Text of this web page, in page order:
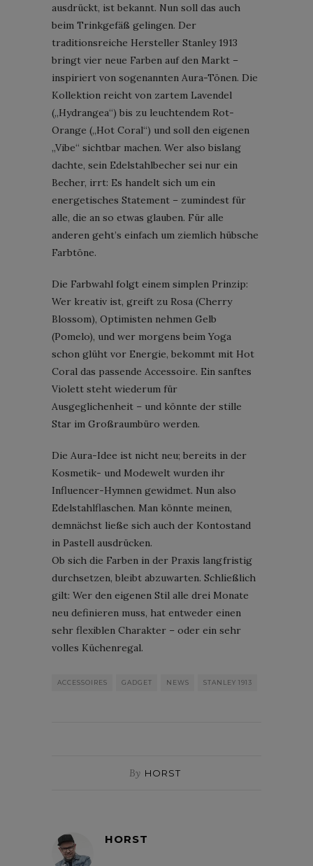
ausdrückt, ist bekannt. Nun soll das auch
beim Trinkgefäß gelingen. Der
traditionsreiche Hersteller Stanley 1913
bringt vier neue Farben auf den Markt –
inspiriert von sogenannten Aura-Tönen. Die
Kollektion reicht von zartem Lavendel
(„Hydrangea“) bis zu leuchtendem Rot-
Orange („Hot Coral“) und soll den eigenen
„Vibe“ sichtbar machen. Wer also bislang
dachte, sein Edelstahlbecher sei nur ein
Becher, irrt: Es handelt sich um ein
energetisches Statement – zumindest für
alle, die an so etwas glauben. Für alle
anderen geht’s einfach um ziemlich hübsche
Farbtöne.
Die Farbwahl folgt einem simplen Prinzip:
Wer kreativ ist, greift zu Rosa (Cherry
Blossom), Optimisten nehmen Gelb
(Pomelo), und wer morgens beim Yoga
schon glüht vor Energie, bekommt mit Hot
Coral das passende Accessoire. Ein sanftes
Violett steht wiederum für
Ausgeglichenheit – und könnte der stille
Star im Großraumbüro werden.
Die Aura-Idee ist nicht neu; bereits in der
Kosmetik- und Modewelt wurden ihr
Influencer-Hymnen gewidmet. Nun also
Edelstahlflaschen. Man könnte meinen,
demnächst ließe sich auch der Kontostand
in Pastell ausdrücken.
Ob sich die Farben in der Praxis langfristig
durchsetzen, bleibt abzuwarten. Schließlich
gilt: Wer den eigenen Stil alle drei Monate
neu definieren muss, hat entweder einen
sehr flexiblen Charakter – oder ein sehr
volles Küchenregal.
ACCESSOIRES GADGET NEWS STANLEY 1913
By HORST
HORST